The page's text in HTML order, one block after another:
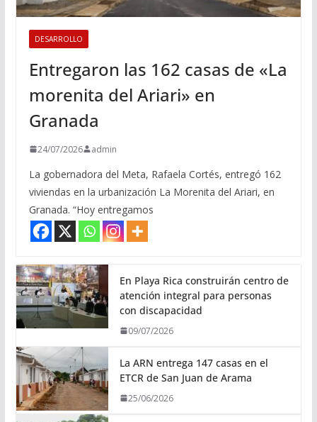
DESARROLLO
Entregaron las 162 casas de «La
morenita del Ariari» en
Granada
24/07/2026 admin
La gobernadora del Meta, Rafaela Cortés, entregó 162
viviendas en la urbanización La Morenita del Ariari, en
Granada. “Hoy entregamos
En Playa Rica construirán centro de
atención integral para personas
con discapacidad
09/07/2026
La ARN entrega 147 casas en el
ETCR de San Juan de Arama
25/06/2026